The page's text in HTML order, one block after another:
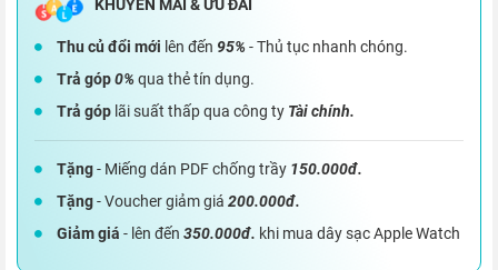
Thu củ đổi mới lên đến 95%- Thủ tục nhanh chóng.
Trả góp0%qua thẻ tín dụng.
Trả góp lãi suất thấp qua công ty Tài chính.
Tặng- Miếng dán PDF chống trầy 150.000đ.
Tặng- Voucher giảm giá 200.000đ.
Giảm giá - lên đến 350.000đ. khi mua dây sạc Apple Watch